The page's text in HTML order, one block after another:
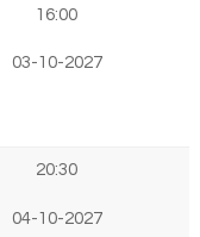
16:00
03-10-2027
20:30
04-10-2027